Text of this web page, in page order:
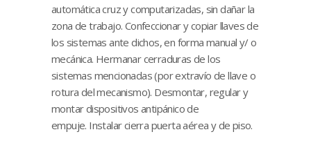
automática cruz y computarizadas, sin dañar la
zona de trabajo. Confeccionar y copiar llaves de
los sistemas ante dichos, en forma manual y/ o
mecánica. Hermanar cerraduras de los
sistemas mencionadas (por extravío de llave o
rotura del mecanismo). Desmontar, regular y
montar dispositivos antipánico de
empuje. Instalar cierra puerta aérea y de piso.